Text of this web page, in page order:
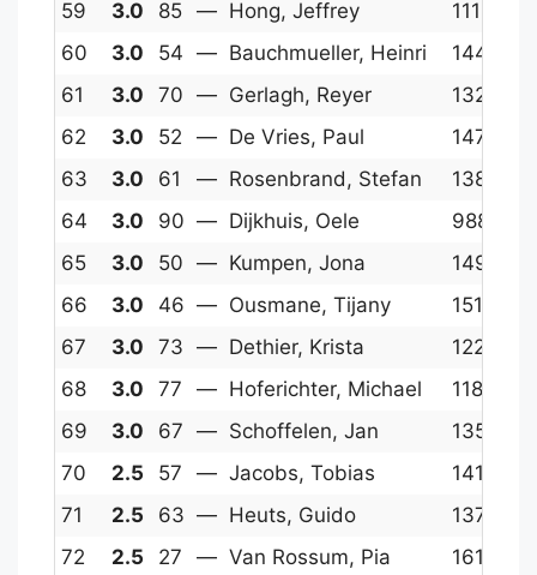
59 3.0 85 — Hong, Jeffrey 1119
60
3.0 54 — Bauchmueller, Heinri 1447
61
3.0 70 — Gerlagh, Reyer 1327
62
3.0 52 — De Vries, Paul 1476
63
3.0 61 — Rosenbrand, Stefan 1381
64
3.0 90 — Dijkhuis, Oele 988
65
3.0 50 — Kumpen, Jona 1490
66
3.0 46 — Ousmane, Tijany 1519
67
3.0 73 — Dethier, Krista 1228
68
3.0 77 — Hoferichter, Michael 1188
69
3.0 67 — Schoffelen, Jan 1359
70
2.5 57 — Jacobs, Tobias 1416
71
2.5 63 — Heuts, Guido 1374
72
2.5 27 — Van Rossum, Pia 1616